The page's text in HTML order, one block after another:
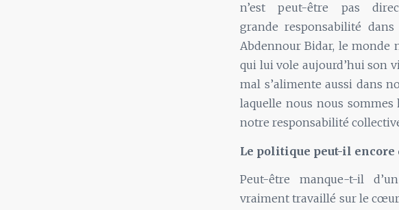
n’est peut-être pas
grande responsabilité
Abdennour Bidar, le monde
qui lui vole aujourd’hui son
mal s’alimente aussi dans
laquelle nous nous
notre responsabilité
Le politique peut-il encore
Peut-être manque-t-il
vraiment travaillé sur le